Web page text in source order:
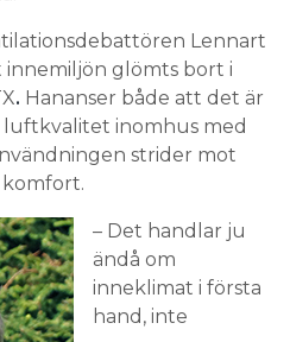
Lennart
glömts bort i
. Hananser både att det är
inomhus med
strider mot
komfort.
– Det handlar ju
ändå om
inneklimat i första
hand, inte